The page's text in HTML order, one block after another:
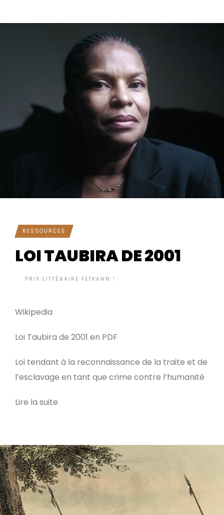
RESSOURCES
LOI TAUBIRA DE 2001
PRIX LITTÉRAIRE FETKANN !
Wikipedia
Loi Taubira de 2001 en PDF
Loi tendant à la reconnaissance de la traite et de
l’esclavage en tant que crime contre l’humanité
Lire la suite